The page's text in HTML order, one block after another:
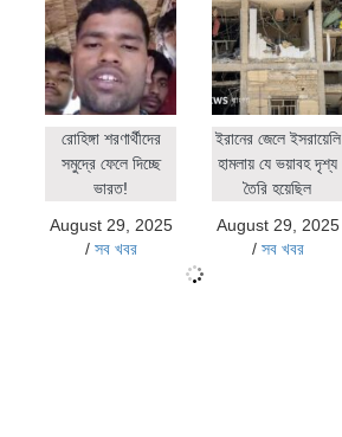
রোহিঙ্গা শরণার্থীদের
সমুদ্রে ফেলে দিচ্ছে
ভারত!
August 29, 2025
/ সব খবর
ইরানের জেলে ইসরায়েলি
হামলায় যে ভয়াবহ দৃশ্য
তৈরি হয়েছিল
August 29, 2025
/ সব খবর